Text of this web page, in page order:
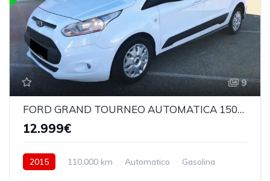
9
FORD GRAND TOURNEO AUTOMATICA 150CV
12.999€
2015 110,000 km Automatico
Gasolina